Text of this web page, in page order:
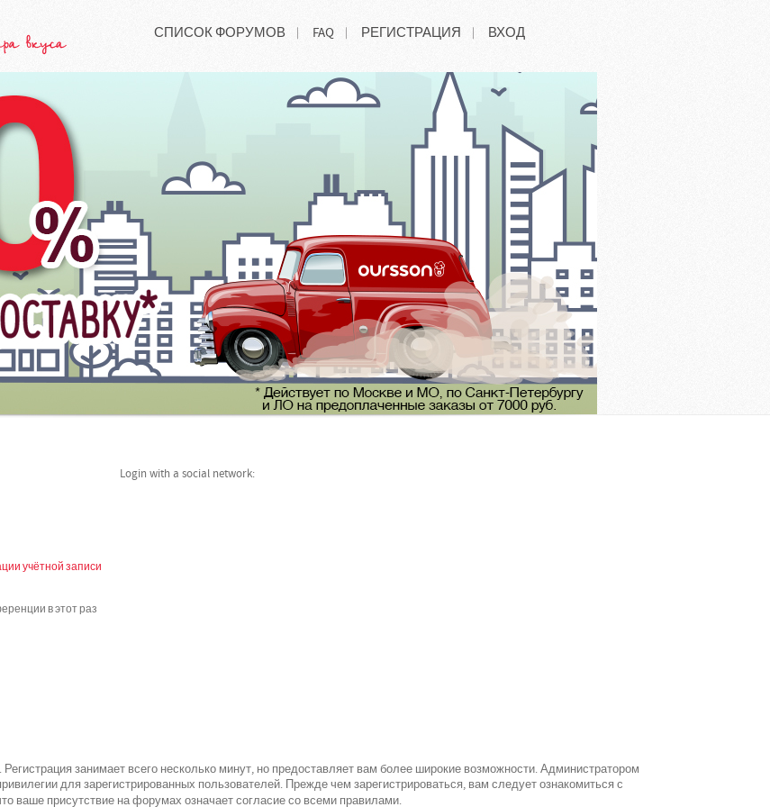
СПИСОК ФОРУМОВ FAQ РЕГИСТРАЦИЯ ВХОД
учётной записи
в этот раз
Login with a social network:
занимает всего несколько минут, но предоставляет вам более широкие возможности. Администратором
для зарегистрированных пользователей. Прежде чем зарегистрироваться, вам следует ознакомиться с
ваше присутствие на форумах означает согласие со всеми правилами.